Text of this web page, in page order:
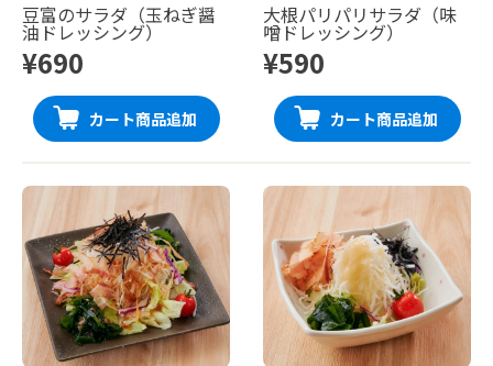
豆富のサラダ（玉ねぎ醤
油ドレッシング）
¥690
カート商品追加
大根パリパリサラダ（味
噌ドレッシング）
¥590
カート商品追加